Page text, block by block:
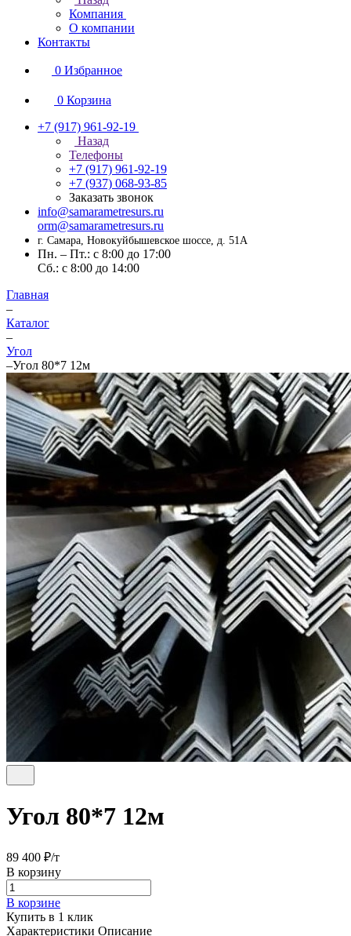
Компания
О компании
Контакты
0 Избранное
0 Корзина
+7 (917) 961-92-19
Назад
Телефоны
+7 (917) 961-92-19
+7 (937) 068-93-85
Заказать звонок
info@samarametresurs.ru
orm@samarametresurs.ru
г. Самара, Новокуйбышевское шоссе, д. 51А
Пн. – Пт.: с 8:00 до 17:00
Cб.: с 8:00 до 14:00
Главная
–
Каталог
–
Угол
–Угол 80*7 12м
Угол 80*7 12м
89 400 ₽/т
В корзину
В корзине
Купить в 1 клик
Характеристики Описание